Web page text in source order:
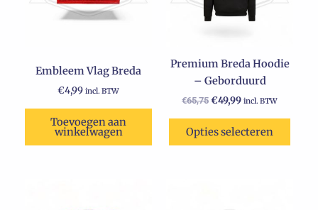
Embleem Vlag Breda
€4,99 incl. BTW
Toevoegen aan
winkelwagen
Premium Breda Hoodie
– Geborduurd
€65,75 €49,99 incl. BTW
Opties selecteren
Deze
gekozen
worden
op
productpagina